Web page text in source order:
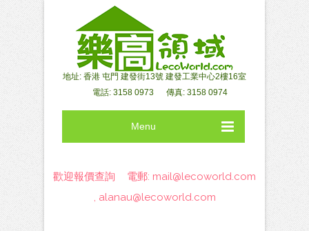
地址: 香港 屯門 建發街13號 建發工業中心2樓16室
電話: 3158 0973 傳真: 3158 0974
Menu
歡迎報價查詢 電郵: mail@lecoworld.com
, alanau@lecoworld.com